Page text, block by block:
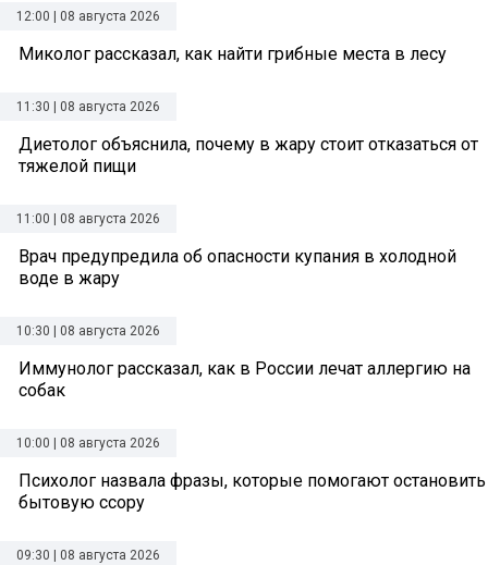
12:00 | 08 августа 2026
Миколог рассказал, как найти грибные места в лесу
11:30 | 08 августа 2026
Диетолог объяснила, почему в жару стоит отказаться от
тяжелой пищи
11:00 | 08 августа 2026
Врач предупредила об опасности купания в холодной
воде в жару
10:30 | 08 августа 2026
Иммунолог рассказал, как в России лечат аллергию на
собак
10:00 | 08 августа 2026
Психолог назвала фразы, которые помогают остановить
бытовую ссору
09:30 | 08 августа 2026